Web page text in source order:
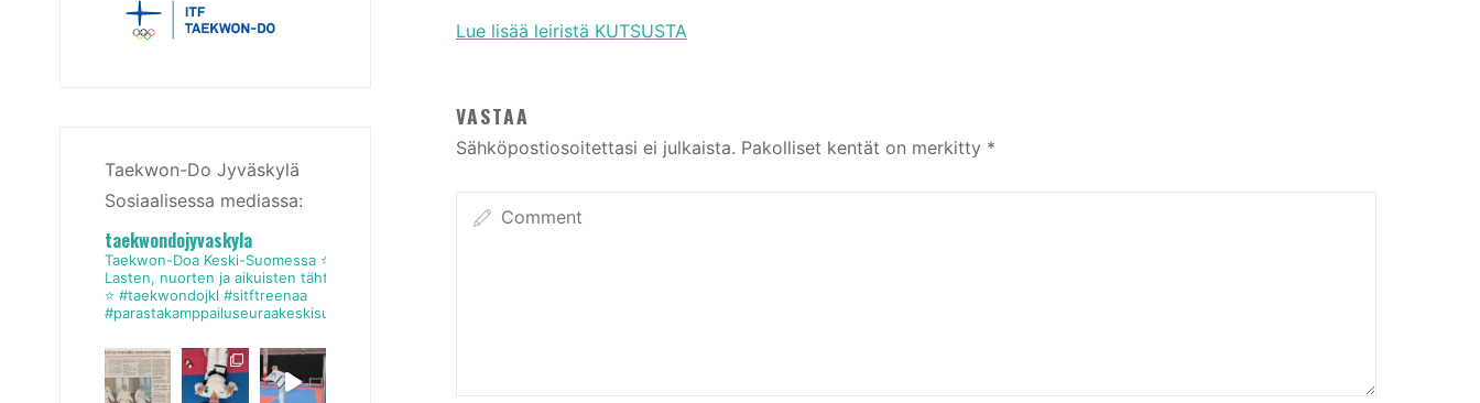
Lue lisää leiristä KUTSUSTA
VASTAA
Sähköpostiosoitettasi ei julkaista. Pakolliset kentät on merkitty *
Taekwon-Do Jyväskylä
Sosiaalisessa mediassa:
taekwondojyvaskyla
Taekwon-Doa Keski-Suomessa ⭐
Lasten, nuorten ja aikuisten tähtiseura
⭐ #taekwondojkl #sitftreenaa
#parastakamppailuseuraakeskisuomessa